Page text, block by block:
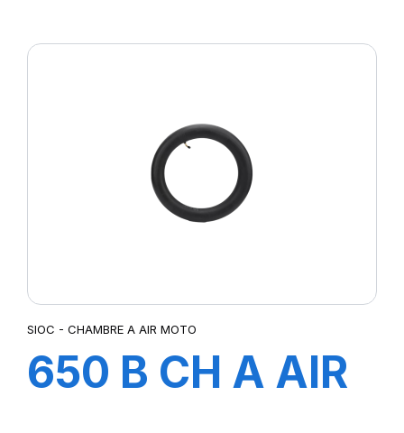
SIOC - CHAMBRE A AIR MOTO
650 B CH A AIR